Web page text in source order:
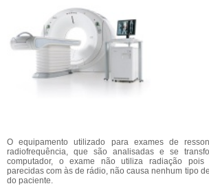
O equipamento utilizado para exames de
radiofrequência, que são analisadas e se
computador, o exame não utiliza radiação
parecidas com às de rádio, não causa nenhum tipo
do paciente.